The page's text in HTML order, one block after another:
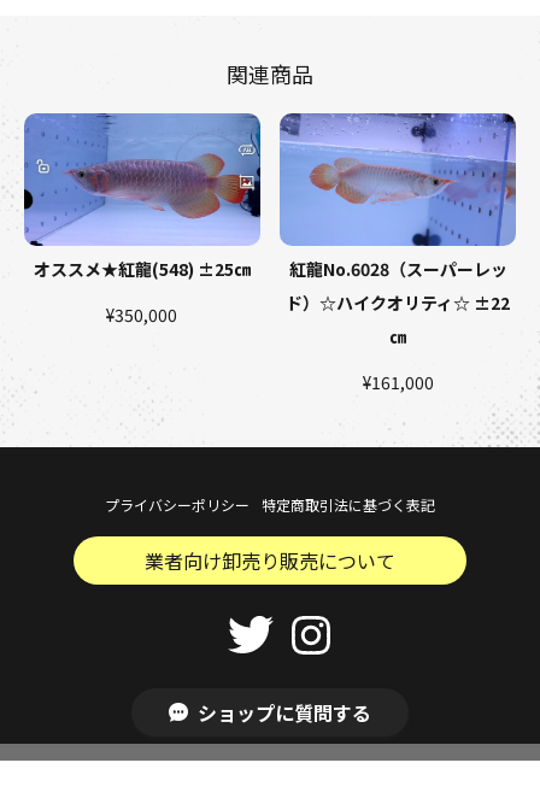
関連商品
オススメ★紅龍(548) ±25㎝
¥350,000
紅龍No.6028（スーパーレッ
ド）☆ハイクオリティ☆ ±22
㎝
¥161,000
プライバシーポリシー 特定商取引法に基づく表記
業者向け卸売り販売について
Copyright © Aroholic . All Rights Reserved.
ショップに質問する